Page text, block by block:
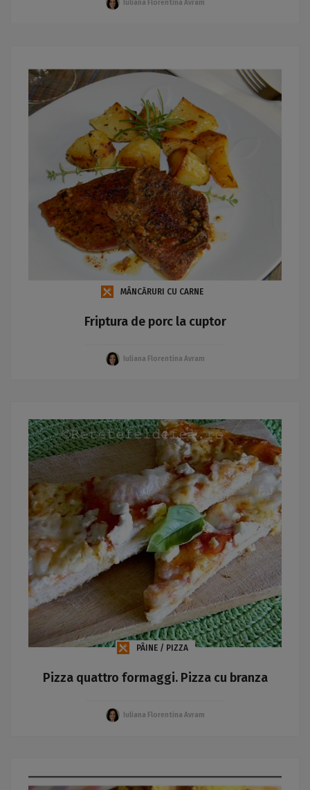
Iuliana Florentina Avram
MÂNCĂRURI CU CARNE
Friptura de porc la cuptor
Iuliana Florentina Avram
PÂINE / PIZZA
Pizza quattro formaggi. Pizza cu branza
Iuliana Florentina Avram